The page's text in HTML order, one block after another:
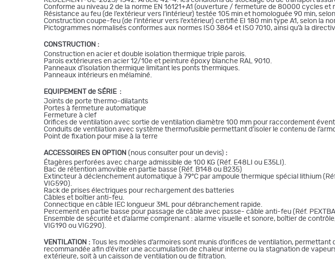
Conforme au niveau 2 de la norme EN 16121+A1 (ouverture / fermeture de 80000 cycles
Résistance au feu (de l’extérieur vers l’intérieur) testée 105 min et homologuée 90 min,
Construction coupe-feu (de l’intérieur vers l’extérieur) certifié EI 180 min type A1, selon la
Pictogrammes normalisés conformes aux normes ISO 3864 et ISO 7010, ainsi qu’à la
CONSTRUCTION :
Construction en acier et double isolation thermique triple parois.
Parois extérieures en acier 12/10e et peinture époxy blanche RAL 9010.
Panneaux d’isolation thermique limitant les ponts thermiques.
Panneaux intérieurs en mélaminé.
EQUIPEMENT de SÉRIE :
Joints de porte thermo-dilatants
Portes à fermeture automatique
Fermeture à clef
Orifices de ventilation avec sortie de ventilation diamètre 100 mm pour raccordement
Conduits de ventilation avec système thermofusible permettant d’isoler le contenu de
Point de fixation pour mise à la terre
ACCESSOIRES EN OPTION (nous consulter pour un devis) :
Étagères perforées avec charge admissible de 100 KG (Réf. E48LI ou E35LI).
Bac de rétention amovible en partie basse (Réf. B148 ou B235)
Extincteur à déclenchement automatique à 79°C par ampoule thermique spécial lithium
VIG590).
Rack de prises électriques pour rechargement des batteries
Câbles et boîtier anti-feu.
Connectique en câble IEC longueur 3ML pour débranchement rapide.
Percement en partie basse pour passage de câble avec passe- câble anti-feu (Réf.
Ensemble de sécurité et d’alarme comprenant : alarme visuelle et sonore, boîtier de
VIG190 ou VIG290).
VENTILATION :
Tous les modèles d’armoires sont munis d’orifices de ventilation,
recommandée afin d’éviter une accumulation de chaleur interne ou la stagnation de
extérieure, soit à un caisson de ventilation ou de filtration.